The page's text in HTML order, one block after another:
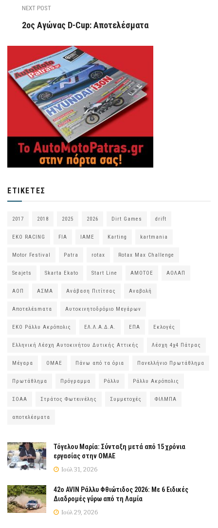
NEXT POST
2ος Αγώνας D-Cup: Αποτελέσματα
ΕΤΙΚΈΤΕΣ
2017 2018 2025 2026 Dirt Games drift
EKO RACING FIA IAME Karting kartmania
Motor Festival Patra rotax Rotax Max Challenge
Seajets Skarta Ekato Start Line ΑΜΟΤΟΕ ΑΟΛΑΠ
ΑΟΠ ΑΣΜΑ Ανάβαση Πιτίτσας Αναβολή
Αποτελέsmατα Αυτοκινητοδρόμιο Μεγάρων
ΕΚΟ Ράλλυ Ακρόπολις ΕΛ.Λ.Α.Δ.Α. ΕΠΑ Εκλογές
Ελληνική Λέσχη Αυτοκινήτου Δυτικής Αττικής Λέσχη 4χ4 Πάτρας
Μέγαρα ΟΜΑΕ Πάνω από τα όρια Πανελλήνιο Πρωτάθλημα
Πρωτάθλημα Πρόγραμμα Ράλλυ Ράλλυ Ακρόπολις
ΣΟΑΑ Στράτος Φωτεινέλης Συμμετοχές ΦΙΛΜΠΑ
αποτελέσματα
Τόγελου Μαρία: Σύνταξη μετά από 15 χρόνια
εργασίας στην ΟΜΑΕ
Ιούλ 31, 2026
42ο AVIN Ράλλυ Φθιώτιδος 2026: Με 6 Ειδικές
Διαδρομές γύρω από τη Λαμία
Ιούλ 29, 2026